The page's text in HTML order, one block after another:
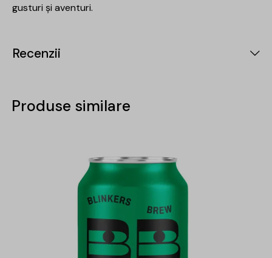
gusturi și aventuri.
Recenzii
Produse similare